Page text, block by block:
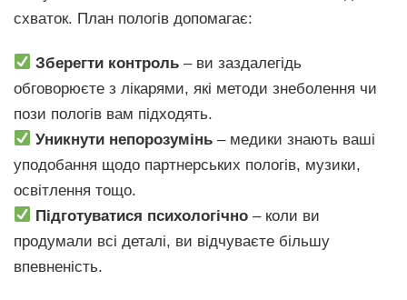
схваток. План пологів допомагає:
Зберегти контроль – ви заздалегідь
обговорюєте з лікарями, які методи знеболення чи
пози пологів вам підходять.
Уникнути непорозумінь – медики знають ваші
уподобання щодо партнерських пологів, музики,
освітлення тощо.
Підготуватися психологічно – коли ви
продумали всі деталі, ви відчуваєте більшу
впевненість.